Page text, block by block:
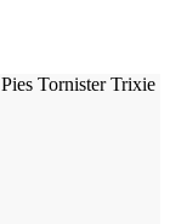
Pies Tornister Trixie